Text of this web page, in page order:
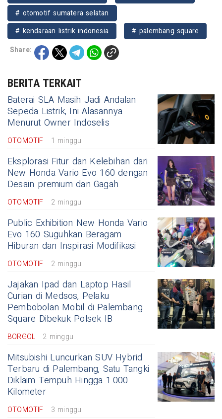
# otomotif sumatera selatan
# kendaraan listrik indonesia
# palembang square
Share:
BERITA TERKAIT
Baterai SLA Masih Jadi Andalan
Sepeda Listrik, Ini Alasannya
Menurut Owner Indoselis
OTOMOTIF 1 minggu
Eksplorasi Fitur dan Kelebihan dari
New Honda Vario Evo 160 dengan
Desain premium dan Gagah
OTOMOTIF 2 minggu
Public Exhibition New Honda Vario
Evo 160 Suguhkan Beragam
Hiburan dan Inspirasi Modifikasi
OTOMOTIF 2 minggu
Jajakan Ipad dan Laptop Hasil
Curian di Medsos, Pelaku
Pembobolan Mobil di Palembang
Square Dibekuk Polsek IB
BORGOL 2 minggu
Mitsubishi Luncurkan SUV Hybrid
Terbaru di Palembang, Satu Tangki
Diklaim Tempuh Hingga 1.000
Kilometer
OTOMOTIF 3 minggu